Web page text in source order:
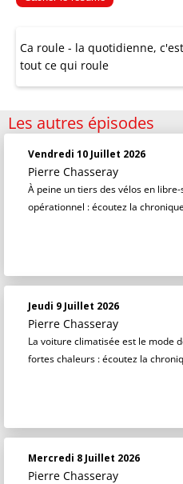
Ca roule - la quotidienne,
tout ce qui roule
Les autres épisodes
Vendredi 10 Juillet 2026
Pierre Chasseray
À peine un tiers des vélos en
opérationnel : écoutez la
Jeudi 9 Juillet 2026
Pierre Chasseray
La voiture climatisée est le mode
fortes chaleurs : écoutez la
Mercredi 8 Juillet 2026
Pierre Chasseray